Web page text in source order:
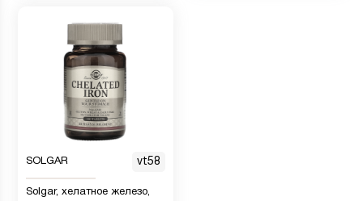
SOLGAR vt58
Solgar, хелатное железо,